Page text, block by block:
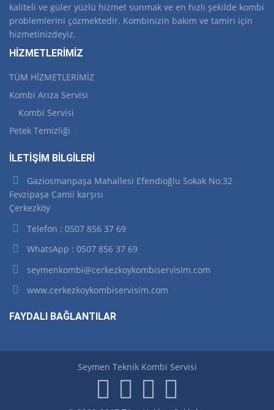
kaliteli ve güler yüzlü hizmet sunmak ve en hızlı şekilde kombi
problemlerini çözmektedir. Kombinizin bakım ve tamiri için
hizmetinizdeyiz.
HİZMETLERİMİZ
TÜM HİZMETLERİMİZ
Kombi Arıza Servisi
Kombi Servisi
Petek Temizliği
İLETİŞİM BİLGİLERİ
Gaziosmanpaşa Mahallesi Efendioğlu Sokak No:32
Fevzipaşa Camii karşısı
Çerkezköy
Telefon : 0507 856 37 69
WhatsApp : 0507 856 37 69
seymenkombi@cerkezkoykombiservisim.com
www.cerkezkoykombiservisim.com
FAYDALI BAĞLANTILAR
Seymen Teknik Kombi Servisi